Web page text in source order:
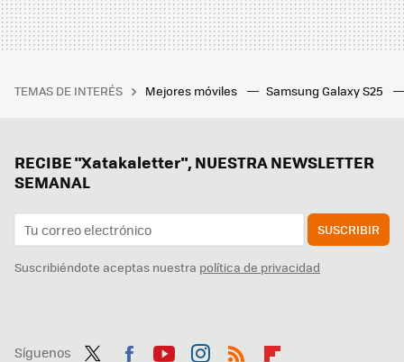
TEMAS DE INTERÉS Mejores móviles Samsung Galaxy S25
RECIBE "Xatakaletter", NUESTRA NEWSLETTER
SEMANAL
SUSCRIBIR
Suscribiéndote aceptas nuestra política de privacidad
Síguenos